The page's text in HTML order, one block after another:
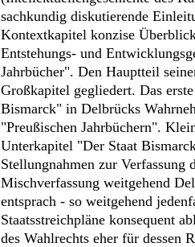
sachkundig diskutierende
Kontextkapitel konzise
Entstehungs- und
Jahrbücher". Den Hauptteil
Großkapitel gegliedert. Das
Bismarck" in Delbrücks
"Preußischen Jahrbüchern".
Unterkapitel "Der Staat
Stellungnahmen zur Verfassung
Mischverfassung weitgehend
entsprach - so weitgehend
Staatsstreichpläne konsequent
des Wahlrechts eher für dessen